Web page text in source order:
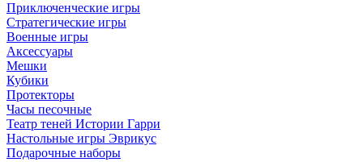
Приключенческие игры
Стратегические игры
Военные игры
Аксессуары
Мешки
Кубики
Протекторы
Часы песочные
Театр теней Истории Гарри
Настольные игры Эврикус
Подарочные наборы